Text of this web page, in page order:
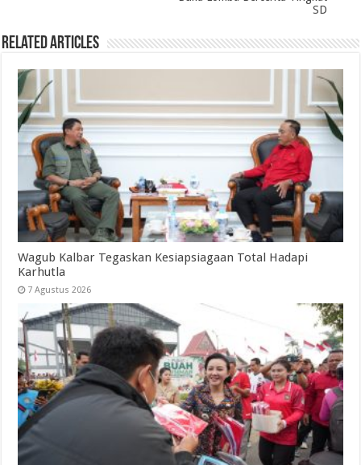
SD
Related Articles
Wagub Kalbar Tegaskan Kesiapsiagaan Total Hadapi
Karhutla
7 Agustus 2026